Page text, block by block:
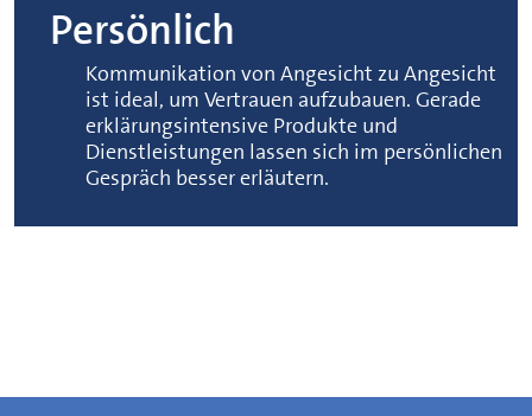
Persönlich
Kommunikation von Angesicht zu Angesicht
ist ideal, um Vertrauen aufzubauen. Gerade
erklärungsintensive Produkte und
Dienstleistungen lassen sich im persönlichen
Gespräch besser erläutern.